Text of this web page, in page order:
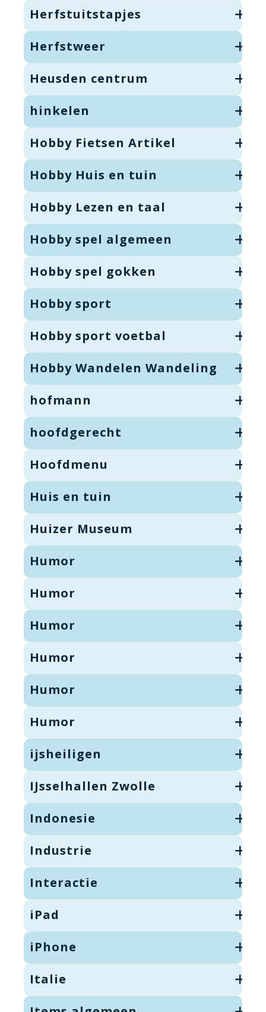
Herfstuitstapjes
Herfstweer
Heusden centrum
hinkelen
Hobby Fietsen Artikel
Hobby Huis en tuin
Hobby Lezen en taal
Hobby spel algemeen
Hobby spel gokken
Hobby sport
Hobby sport voetbal
Hobby Wandelen Wandeling
hofmann
hoofdgerecht
Hoofdmenu
Huis en tuin
Huizer Museum
Humor
Humor
Humor
Humor
Humor
Humor
ijsheiligen
IJsselhallen Zwolle
Indonesie
Industrie
Interactie
iPad
iPhone
Italie